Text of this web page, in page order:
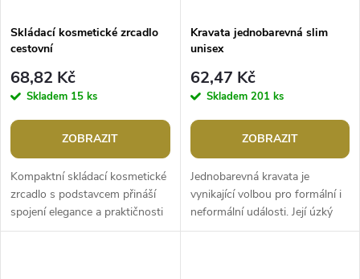
Skládací kosmetické zrcadlo
cestovní
68,82 Kč
Skladem 15 ks
ZOBRAZIT
Kompaktní skládací kosmetické
zrcadlo s podstavcem přináší
spojení elegance a praktičnosti
do vaší každodenní rutiny.
Kravata jednobarevná slim
unisex
62,47 Kč
Skladem 201 ks
ZOBRAZIT
Jednobarevná kravata je
vynikající volbou pro formální i
neformální události. Její úzký
slim design je moderní a